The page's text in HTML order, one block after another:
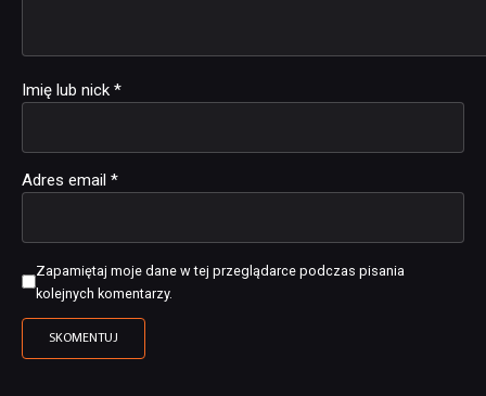
Imię lub nick *
Adres email *
Zapamiętaj moje dane w tej przeglądarce podczas pisania
kolejnych komentarzy.